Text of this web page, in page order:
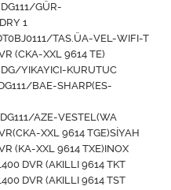
GÜR-
1
TAS.ÜA-VEL-WIFI-T
(CKA-XXL 9614 TE)
YIKAYICI-KURUTUC
BAE-SHARP(ES-
AZE-VESTEL(WA
XXL 9614 TGE)SİYAH
(KA-XXL 9614 TXE)INOX
DVR (AKILLI 9614 TKT
DVR (AKILLI 9614 TST